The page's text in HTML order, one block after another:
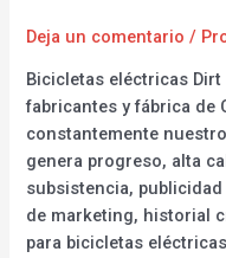
Deja un comentario /
Bicicletas eléctricas
fabricantes y fábrica de
constantemente
genera progreso, alta
subsistencia,
de marketing, historial
para bicicletas